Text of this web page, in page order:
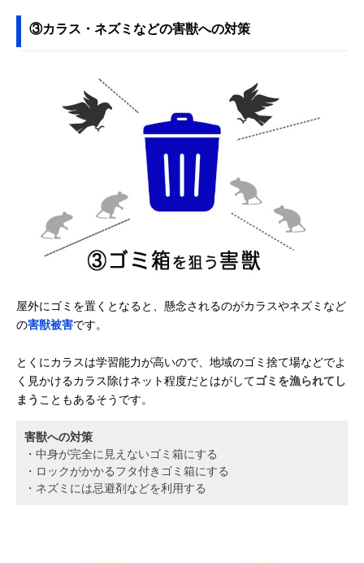
③カラス・ネズミなどの害獣への対策
屋外にゴミを置くとなると、懸念されるのがカラスやネズミなど
の害獣被害です。
とくにカラスは学習能力が高いので、地域のゴミ捨て場などでよ
く見かけるカラス除けネット程度だとはがしてゴミを漁られてし
まう こともあるそうです。
害獣への対策
・中身が完全に見えないゴミ箱にする
・ロックがかかるフタ付きゴミ箱にする
・ネズミには忌避剤などを利用する